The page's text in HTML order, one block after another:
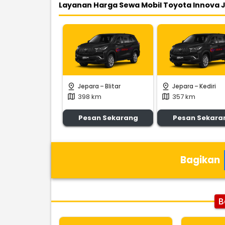
Layanan Harga Sewa Mobil Toyota Innova
pin_drop Jepara -Blitar
map 398 km
Pesan Sekarang
pin_drop Jepara -Kediri
map 357 km
Pesan
Bagikan